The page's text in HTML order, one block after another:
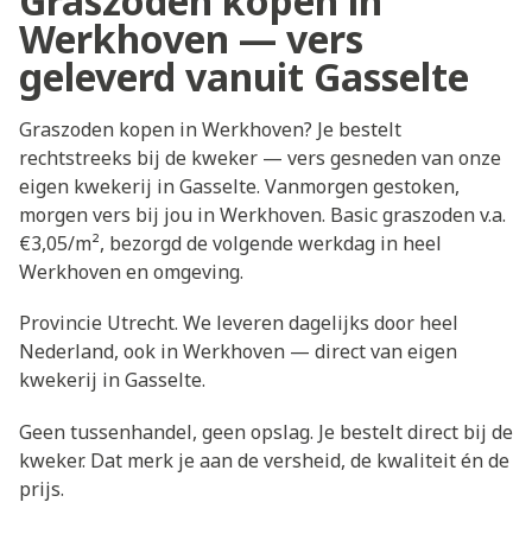
Werkhoven — vers
geleverd vanuit Gasselte
Graszoden kopen in Werkhoven? Je bestelt
rechtstreeks bij de kweker — vers gesneden van onze
eigen kwekerij in Gasselte. Vanmorgen gestoken,
morgen vers bij jou in Werkhoven. Basic graszoden v.a.
€3,05/m², bezorgd de volgende werkdag in heel
Werkhoven en omgeving.
Provincie Utrecht. We leveren dagelijks door heel
Nederland, ook in Werkhoven — direct van eigen
kwekerij in Gasselte.
Geen tussenhandel, geen opslag. Je bestelt direct bij de
kweker. Dat merk je aan de versheid, de kwaliteit én de
prijs.